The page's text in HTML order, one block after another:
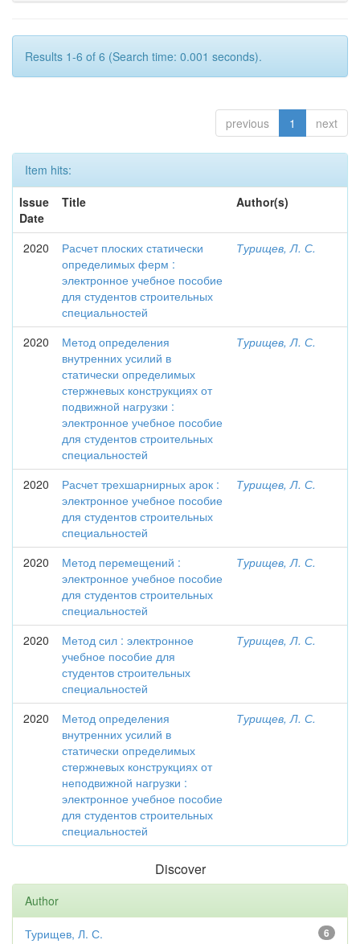
Results 1-6 of 6 (Search time: 0.001 seconds).
previous 1 next
Item hits:
Issue
Date
Title Author(s)
2020
Расчет плоских статически
определимых ферм :
электронное учебное пособие
для студентов строительных
специальностей
Турищев, Л. С.
2020
Метод определения
внутренних усилий в
статически определимых
стержневых конструкциях от
подвижной нагрузки :
электронное учебное пособие
для студентов строительных
специальностей
Турищев, Л. С.
2020
Расчет трехшарнирных арок :
электронное учебное пособие
для студентов строительных
специальностей
Турищев, Л. С.
2020
Метод перемещений :
электронное учебное пособие
для студентов строительных
специальностей
Турищев, Л. С.
2020
Метод сил : электронное
учебное пособие для
студентов строительных
специальностей
Турищев, Л. С.
2020
Метод определения
внутренних усилий в
статически определимых
стержневых конструкциях от
неподвижной нагрузки :
электронное учебное пособие
для студентов строительных
специальностей
Турищев, Л. С.
Discover
Author
6
Турищев, Л. С.